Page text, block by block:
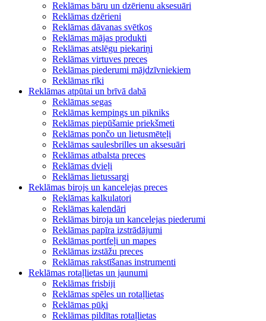
Reklāmas bāru un dzērienu aksesuāri
Reklāmas dzērieni
Reklāmas dāvanas svētkos
Reklāmas mājas produkti
Reklāmas atslēgu piekariņi
Reklāmas virtuves preces
Reklāmas piederumi mājdzīvniekiem
Reklāmas rīki
Reklāmas atpūtai un brīvā dabā
Reklāmas segas
Reklāmas kempings un pikniks
Reklāmas piepūšamie priekšmeti
Reklāmas pončo un lietusmēteļi
Reklāmas saulesbrilles un aksesuāri
Reklāmas atbalsta preces
Reklāmas dvieļi
Reklāmas lietussargi
Reklāmas birojs un kancelejas preces
Reklāmas kalkulatori
Reklāmas kalendāri
Reklāmas biroja un kancelejas piederumi
Reklāmas papīra izstrādājumi
Reklāmas portfeļi un mapes
Reklāmas izstāžu preces
Reklāmas rakstīšanas instrumenti
Reklāmas rotaļlietas un jaunumi
Reklāmas frisbiji
Reklāmas spēles un rotaļlietas
Reklāmas pūķi
Reklāmas pildītas rotaļlietas